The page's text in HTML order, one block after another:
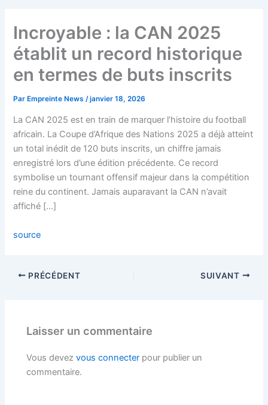
Incroyable : la CAN 2025
établit un record historique
en termes de buts inscrits
ParEmpreinte News/janvier 18, 2026
La CAN 2025 est en train de marquer l’histoire du football
africain. La Coupe d’Afrique des Nations 2025 a déjà atteint
un total inédit de 120 buts inscrits, un chiffre jamais
enregistré lors d’une édition précédente. Ce record
symbolise un tournant offensif majeur dans la compétition
reine du continent. Jamais auparavant la CAN n’avait
affiché […]
source
PRÉCÉDENT SUIVANT
Laisser un commentaire
Vous devezvous connecter pour publier un
commentaire.